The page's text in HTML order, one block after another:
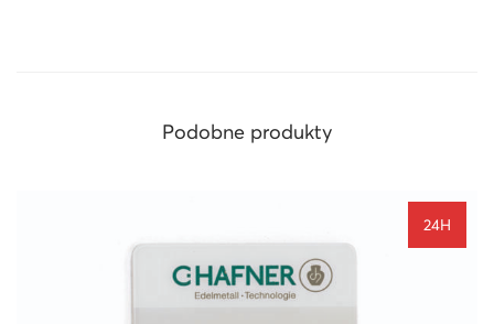
Podobne produkty
24H